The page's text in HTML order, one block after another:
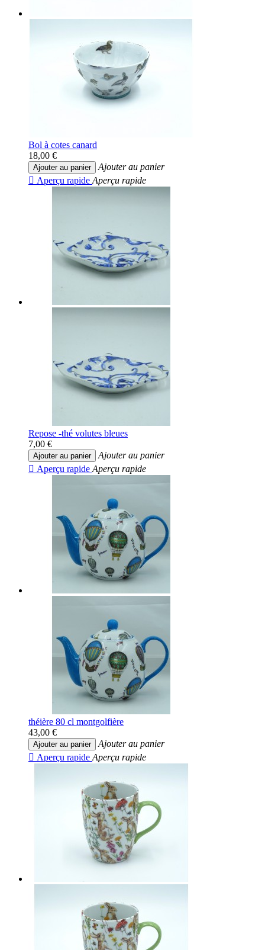
Bol à cotes canard
18,00 €
Ajouter au panier
Ajouter au panier
 Aperçu rapide Aperçu rapide
Repose -thé volutes bleues
7,00 €
Ajouter au panier
Ajouter au panier
 Aperçu rapide Aperçu rapide
théière 80 cl montgolfière
43,00 €
Ajouter au panier
Ajouter au panier
 Aperçu rapide Aperçu rapide